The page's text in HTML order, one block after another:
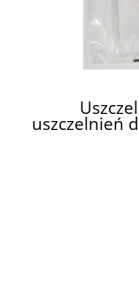
uszczelnień
6909807